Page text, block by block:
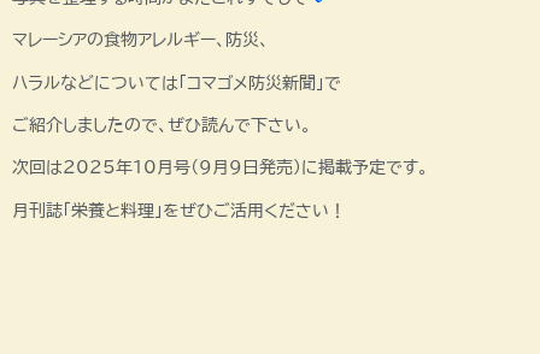
マレーシアの食物アレルギー、防災、
ハラルなどについては「コマゴメ防災新聞」で
ご紹介しましたので、ぜひ読んで下さい。
次回は2025年10月号（9月9日発売）に掲載予定です。
月刊誌「栄養と料理」をぜひご活用ください！